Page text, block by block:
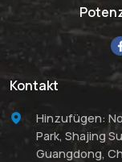
Kontakt
Hinzufügen:
Park, Shajing
Guangdong,